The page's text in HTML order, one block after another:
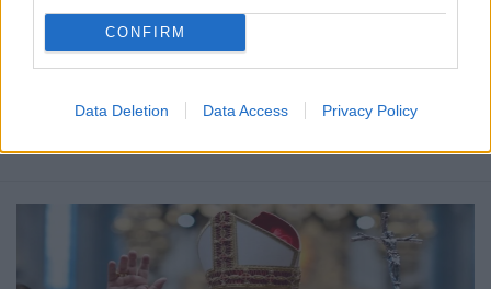
CONFIRM
Data Deletion Data Access Privacy Policy
Δείτε επίσης